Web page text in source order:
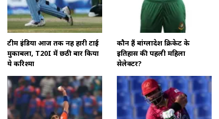
टीम इंडिया आज तक नहीं हारी टाई
मुकाबला, T20I में छठी बार किया
ये करिश्मा
कौन हैं बांग्‍लादेश क्रिकेट के
इतिहास की पहली महिला
सेलेक्‍टर?